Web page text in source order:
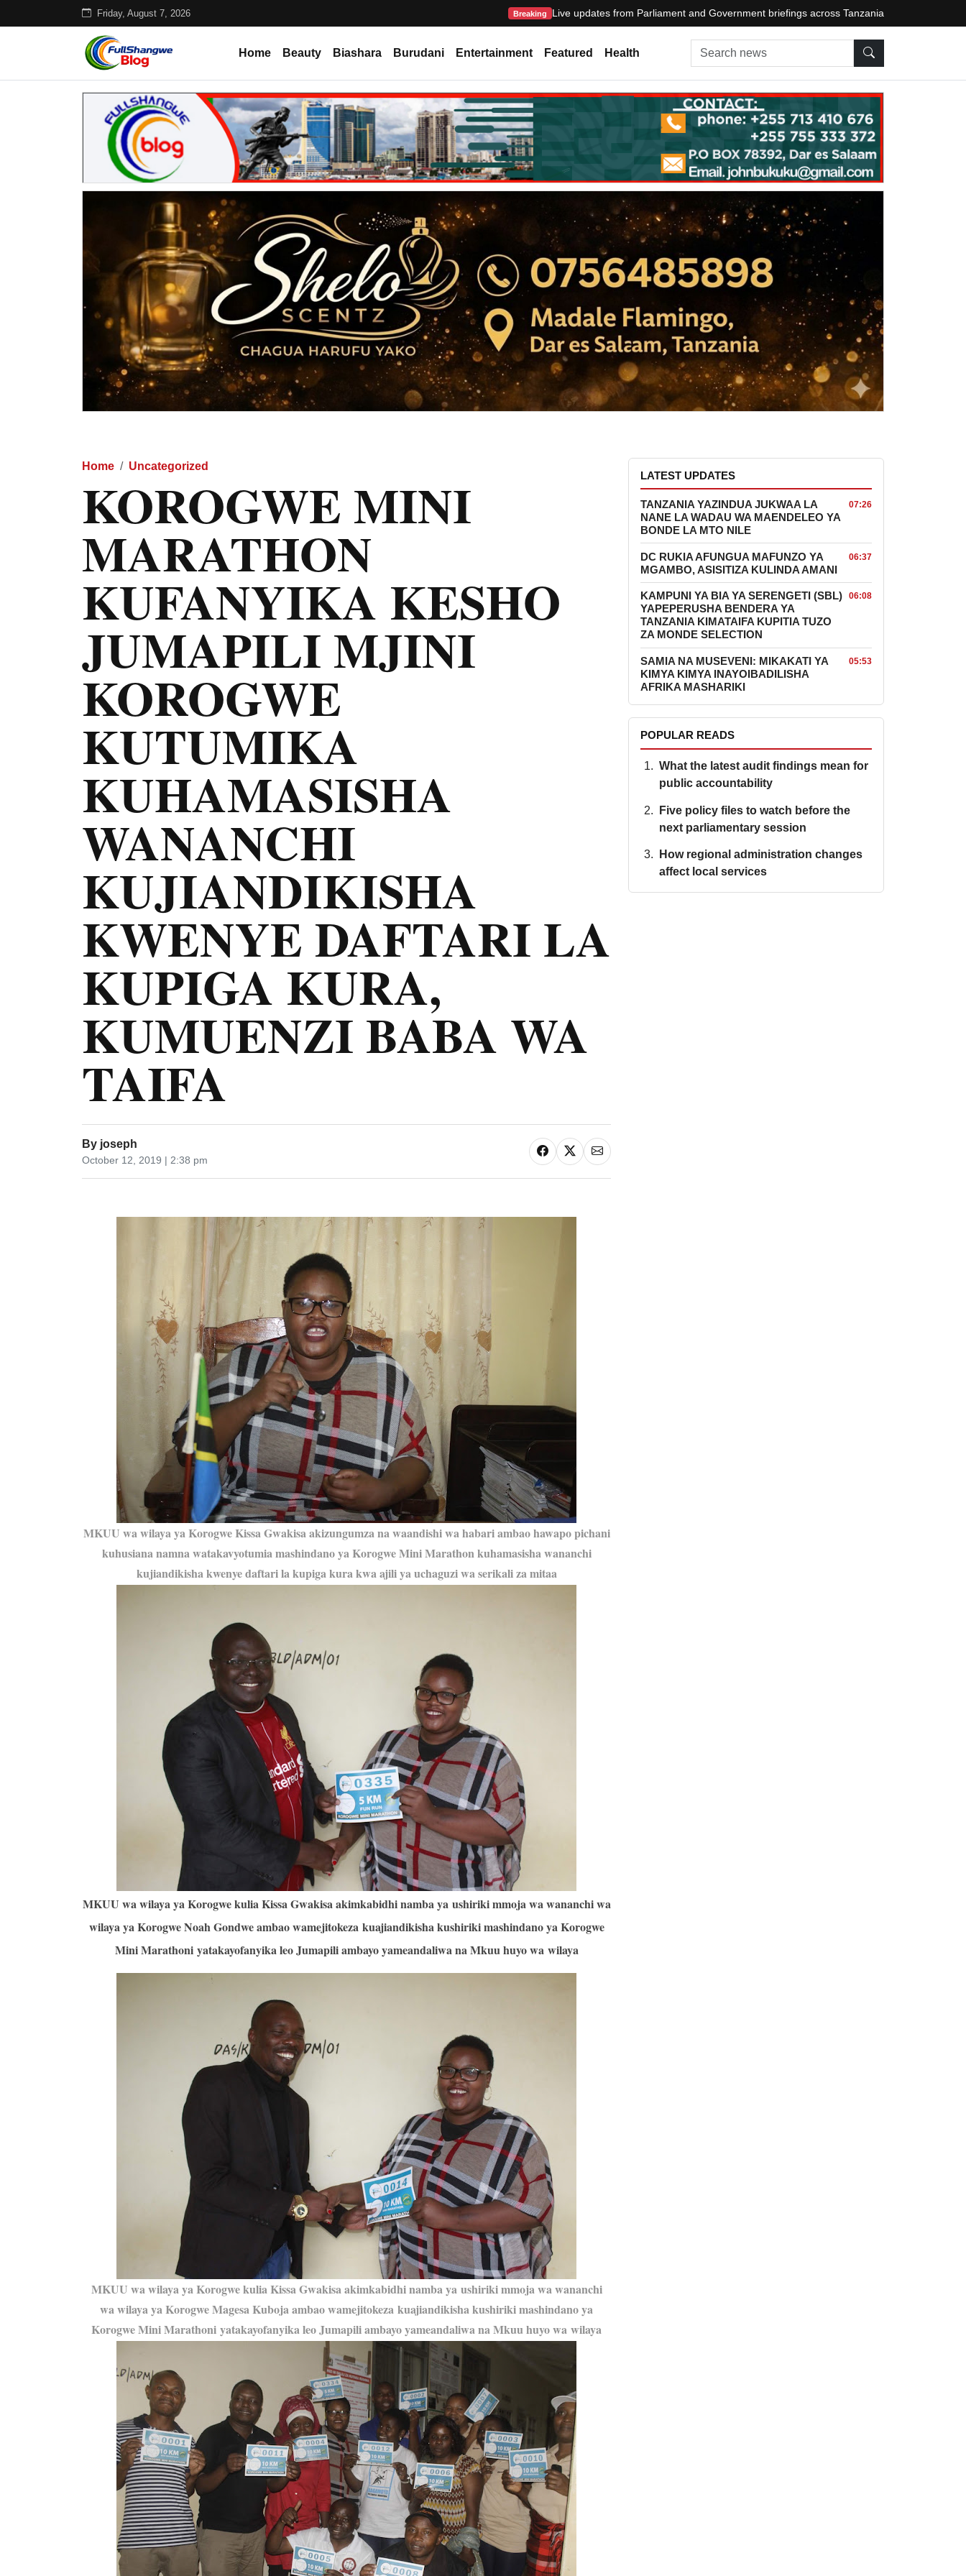
Friday, August 7, 2026 Breaking Live updates from Parliament and Government briefings across Tanzania
Home Beauty Biashara Burudani Entertainment Featured Health Search news
Home Uncategorized
KOROGWE MINI
MARATHON
KUFANYIKA KESHO
JUMAPILI MJINI
KOROGWE
KUTUMIKA
KUHAMASISHA
WANANCHI
KUJIANDIKISHA
KWENYE DAFTARI LA
KUPIGA KURA,
KUMUENZI BABA WA
TAIFA
By joseph
October 12, 2019 | 2:38 pm
MKUU wa wilaya ya Korogwe Kissa Gwakisa akizungumza na waandishi wa habari ambao hawapo pichani
kuhusiana namna watakavyotumia mashindano ya Korogwe Mini Marathon kuhamasisha wananchi
kujiandikisha kwenye daftari la kupiga kura kwa ajili ya uchaguzi wa serikali za mitaa
MKUU wa wilaya ya Korogwe kulia Kissa Gwakisa akimkabidhi namba ya ushiriki mmoja wa wananchi wa
wilaya ya Korogwe Noah Gondwe ambao wamejitokeza kuajiandikisha kushiriki mashindano ya Korogwe
Mini Marathoni yatakayofanyika leo Jumapili ambayo yameandaliwa na Mkuu huyo wa wilaya
MKUU wa wilaya ya Korogwe kulia Kissa Gwakisa akimkabidhi namba ya ushiriki mmoja wa wananchi
wa wilaya ya Korogwe Magesa Kuboja ambao wamejitokeza kuajiandikisha kushiriki mashindano ya
Korogwe Mini Marathoni yatakayofanyika leo Jumapili ambayo yameandaliwa na Mkuu huyo wa wilaya
LATEST UPDATES
TANZANIA YAZINDUA JUKWAA LA
NANE LA WADAU WA MAENDELEO YA
BONDE LA MTO NILE
07:26
DC RUKIA AFUNGUA MAFUNZO YA
MGAMBO, ASISITIZA KULINDA AMANI
06:37
KAMPUNI YA BIA YA SERENGETI (SBL)
YAPEPERUSHA BENDERA YA
TANZANIA KIMATAIFA KUPITIA TUZO
ZA MONDE SELECTION
06:08
SAMIA NA MUSEVENI: MIKAKATI YA
KIMYA KIMYA INAYOIBADILISHA
AFRIKA MASHARIKI
05:53
POPULAR READS
What the latest audit findings mean for
public accountability
Five policy files to watch before the
next parliamentary session
How regional administration changes
affect local services